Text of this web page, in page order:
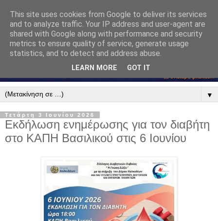
▼
Τετάρτη 3 Ιουνίου 2026
Εκδήλωση ενημέρωσης για τον διαβήτη
στο ΚΑΠΗ Βασιλικού στις 6 Ιουνίου
This site uses cookies from Google to deliver its services
and to analyze traffic. Your IP address and user-agent are
shared with Google along with performance and security
metrics to ensure quality of service, generate usage
statistics, and to detect and address abuse.
LEARN MORE GOT IT